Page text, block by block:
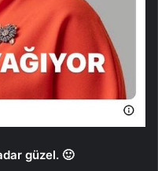
güzel. 🙂